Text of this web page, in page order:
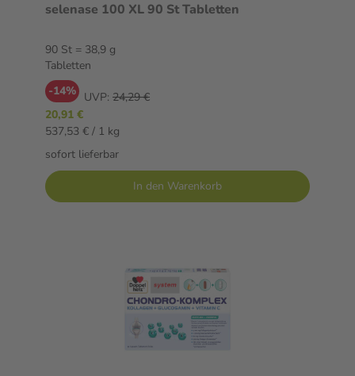
selenase 100 XL 90 St Tabletten
90 St = 38,9 g
Tabletten
-14% UVP: 24,29 €
20,91 €
537,53 € / 1 kg
sofort lieferbar
In den Warenkorb